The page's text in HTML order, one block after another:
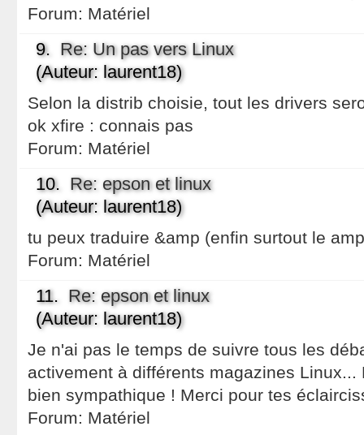
Forum: Matériel
9. Re: Un pas vers Linux
(Auteur: laurent18)
Selon la distrib choisie, tout les drivers
ok xfire : connais pas
Forum: Matériel
10. Re: epson et linux
(Auteur: laurent18)
tu peux traduire &amp (enfin surtout le
Forum: Matériel
11. Re: epson et linux
(Auteur: laurent18)
Je n'ai pas le temps de suivre tous les
activement à différents magazines
bien sympathique ! Merci pour tes
Forum: Matériel